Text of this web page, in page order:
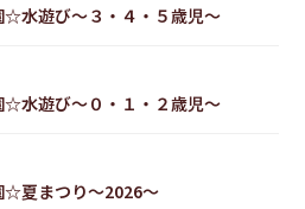
☆水遊び〜３・４・５歳児〜
☆水遊び〜０・１・２歳児〜
☆夏まつり～2026～